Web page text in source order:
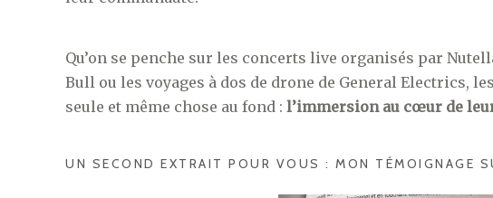
Qu’on se penche sur les concerts live organisés par
Bull ou les voyages à dos de drone de General Electrics,
seule et même chose au fond : l’immersion au cœur de
UN SECOND EXTRAIT POUR VOUS : MON TÉMOIGNAGE